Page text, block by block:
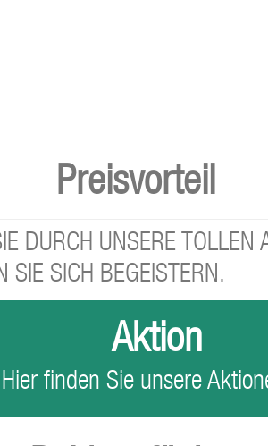
Preisvorteil
DURCH UNSERE TOLLEN
SIE SICH BEGEISTERN.
Aktion
Hier finden Sie unsere